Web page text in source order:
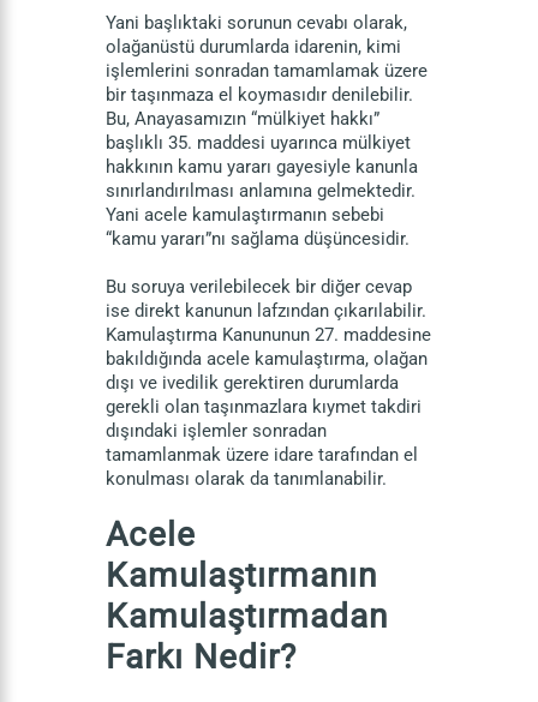
Yani başlıktaki sorunun cevabı olarak,
olağanüstü durumlarda idarenin, kimi
işlemlerini sonradan tamamlamak üzere
bir taşınmaza el koymasıdır denilebilir.
Bu, Anayasamızın “mülkiyet hakkı”
başlıklı 35. maddesi uyarınca mülkiyet
hakkının kamu yararı gayesiyle kanunla
sınırlandırılması anlamına gelmektedir.
Yani acele kamulaştırmanın sebebi
“kamu yararı”nı sağlama düşüncesidir.
Bu soruya verilebilecek bir diğer cevap
ise direkt kanunun lafzından çıkarılabilir.
Kamulaştırma Kanununun 27. maddesine
bakıldığında acele kamulaştırma, olağan
dışı ve ivedilik gerektiren durumlarda
gerekli olan taşınmazlara kıymet takdiri
dışındaki işlemler sonradan
tamamlanmak üzere idare tarafından el
konulması olarak da tanımlanabilir.
Acele
Kamulaştırmanın
Kamulaştırmadan
Farkı Nedir?